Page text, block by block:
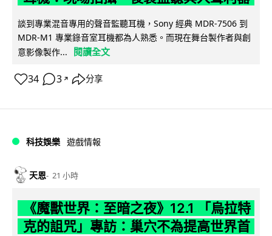
談到專業混音專用的聲音監聽耳機，Sony 經典 MDR-7506 到
MDR-M1 專業錄音室耳機都為人熟悉。而現在舞台製作者與創
意影像製作...
閱讀全文
34 3 ↗ 分享
科技娛樂 遊戲情報
天恩 21 小時
《魔獸世界：至暗之夜》12.1 「烏拉特
克的詛咒」專訪：巢穴不為提高世界首